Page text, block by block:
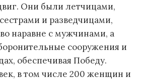
Они были летчицами,
и разведчицами,
наравне с мужчинами, а
сооружения и
обеспечивая Победу.
в том числе 200 женщин и